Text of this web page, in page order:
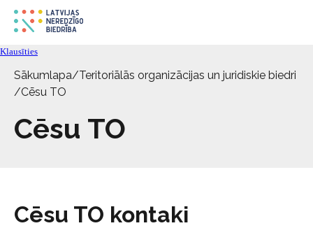
Aktualitātes
Pakalpojumi
Par biedrību
Klausīties
Sākumlapa/Teritoriālās organizācijas un juridiskie biedri
/Cēsu TO
Cēsu TO
Cēsu TO kontaki